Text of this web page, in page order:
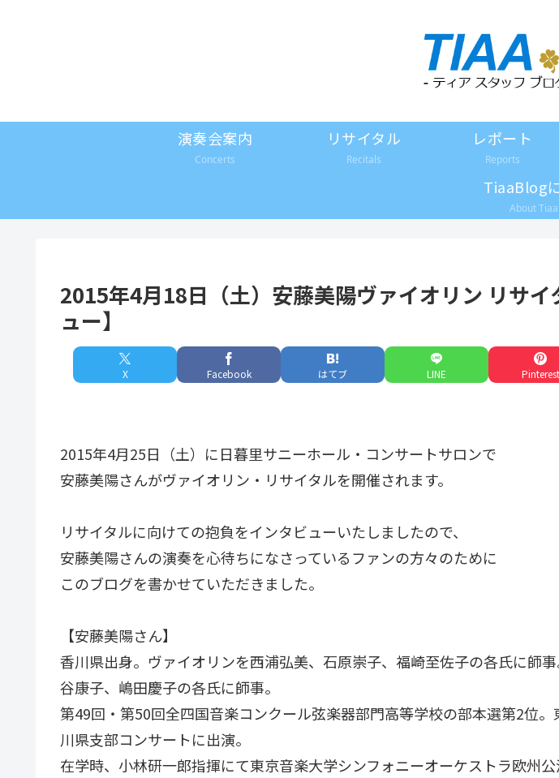
演奏会案内
Concerts
リサイタル
Recitals
レポート
Reports
TiaaBlog
About
2015年4月18日（土）安藤美陽ヴァイオリン リサイ
ュー】
X Facebook はてブ LINE Pinterest
2015年4月25日（土）に日暮里サニーホール・コンサートサロンで
安藤美陽さんがヴァイオリン・リサイタルを開催されます。
リサイタルに向けての抱負をインタビューいたしましたので、
安藤美陽さんの演奏を心待ちになさっているファンの方々のために
このブログを書かせていただきました。
【安藤美陽さん】
香川県出身。ヴァイオリンを西浦弘美、石原崇子、福崎至佐子の各氏に師
谷康子、嶋田慶子の各氏に師事。
第49回・第50回全四国音楽コンクール弦楽器部門高等学校の部本選第2位。
川県支部コンサートに出演。
在学時、小林研一郎指揮にて東京音楽大学シンフォニーオーケストラ欧州